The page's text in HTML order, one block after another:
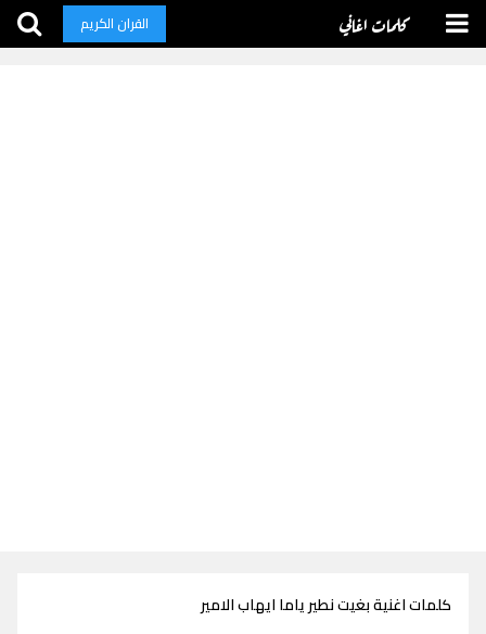
كلمات اغاني القران الكريم
كلمات اغنية بغيت نطير ياما ايهاب الامير